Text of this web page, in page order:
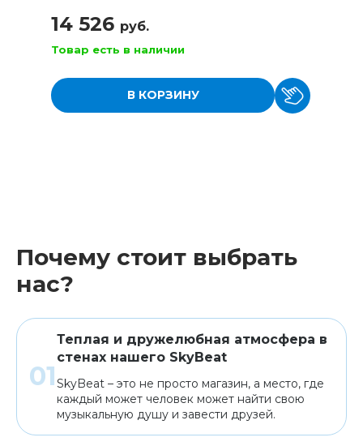
14 526 руб.
Товар есть в наличии
В КОРЗИНУ
Почему стоит выбрать
нас?
Теплая и дружелюбная атмосфера в
стенах нашего SkyBeat
SkyBeat – это не просто магазин, а место, где
каждый может человек может найти свою
музыкальную душу и завести друзей.